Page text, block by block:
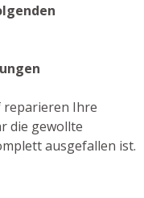
reparieren Ihre
die gewollte
ausgefallen ist.